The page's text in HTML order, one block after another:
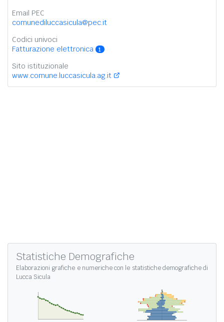
Email PEC
comunediluccasicula@pec.it
Codici univoci
Fatturazione elettronica
1
Sito istituzionale
www.comune.luccasicula.ag.it
Statistiche Demografiche
Elaborazioni grafiche e numeriche con le statistiche demografiche di
Lucca Sicula